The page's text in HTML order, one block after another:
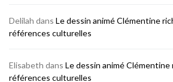
Delilah dans Le dessin animé Clémentine
références culturelles
Elisabeth dans Le dessin animé
références culturelles